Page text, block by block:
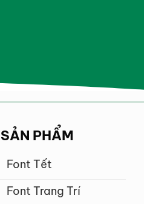
SẢN PHẨM
Font Tết
Font Trang Trí